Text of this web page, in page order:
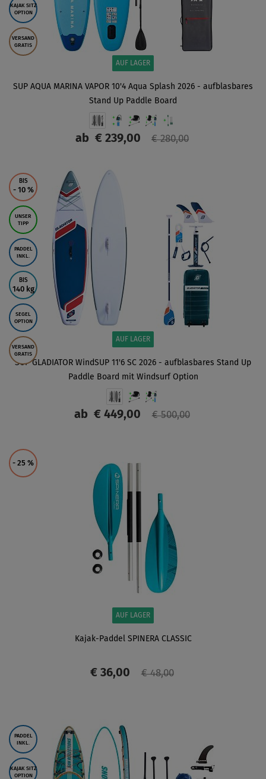
KAJAK SITZ
OPTION
VERSAND
GRATIS
AUF LAGER
SUP AQUA MARINA VAPOR 10'4 Aqua Splash 2026 - aufblasbares
Stand Up Paddle Board
ab € 239,00 € 280,00
BIS
- 10 %
UNSER
TIPP
PADDEL
INKL.
BIS
140 kg
SEGEL
OPTION
VERSAND
GRATIS
AUF LAGER
SUP GLADIATOR WindSUP 11'6 SC 2026 - aufblasbares Stand Up
Paddle Board mit Windsurf Option
ab€ 449,00 € 500,00
- 25 %
AUF LAGER
Kajak-Paddel SPINERA CLASSIC
€ 36,00 € 48,00
PADDEL
INKL.
KAJAK SITZ
OPTION